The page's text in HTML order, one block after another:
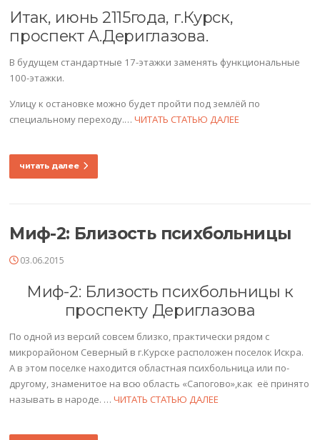
Итак, июнь 2115года, г.Курск,
проспект А.Дериглазова.
В будущем стандартные 17-этажки заменять функциональные
100-этажки.
Улицу к остановке можно будет пройти под землёй по
специальному переходу.…ЧИТАТЬ СТАТЬЮ ДАЛЕЕ
читать далее
Миф-2: Близость психбольницы
03.06.2015
Миф-2: Близость психбольницы к
проспекту Дериглазова
По одной из версий совсем близко, практически рядом с
микрорайоном Северный в г.Курске расположен поселок Искра.
А в этом поселке находится областная психбольница или по-
другому, знаменитое на всю область «Сапогово»,как её принято
называть в народе. …ЧИТАТЬ СТАТЬЮ ДАЛЕЕ